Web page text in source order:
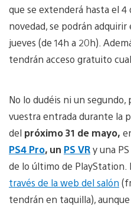
que se extenderá hasta el
novedad, se podrán
jueves (de 14h a 20h).
tendrán acceso gratuito
No lo dudéis ni un segundo,
vuestra entrada durante la
del próximo 31 de mayo,
PS4 Pro, un PS VRy una
de lo último de PlayStation.
través de la web del salón
tendrán en taquilla),